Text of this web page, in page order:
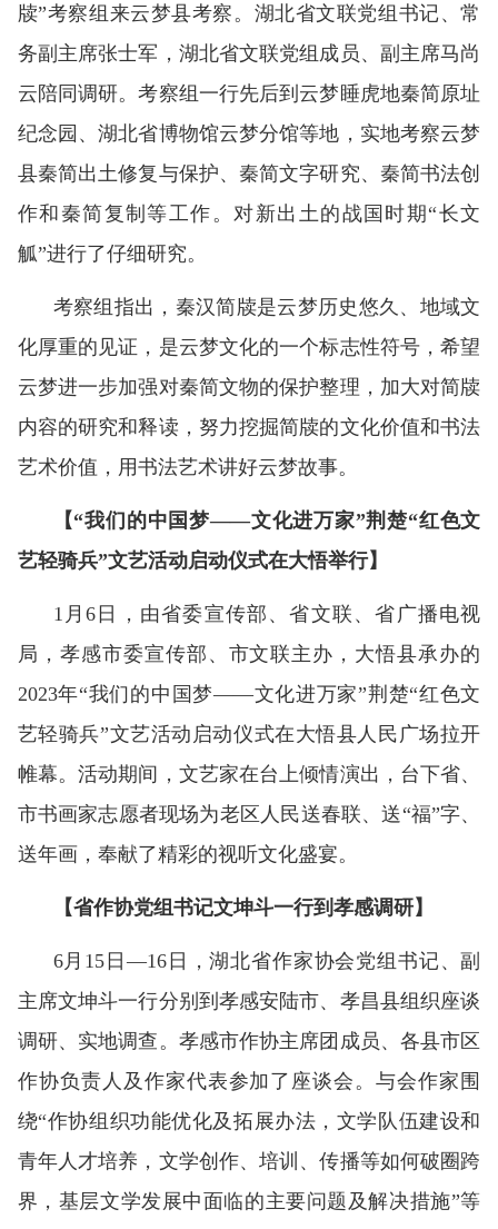
牍”考察组来云梦县考察。湖北省文联党组书记、常
务副主席张士军，湖北省文联党组成员、副主席马尚
云陪同调研。考察组一行先后到云梦睡虎地秦简原址
纪念园、湖北省博物馆云梦分馆等地，实地考察云梦
县秦简出土修复与保护、秦简文字研究、秦简书法创
作和秦简复制等工作。对新出土的战国时期“长文
觚”进行了仔细研究。
考察组指出，秦汉简牍是云梦历史悠久、地域文
化厚重的见证，是云梦文化的一个标志性符号，希望
云梦进一步加强对秦简文物的保护整理，加大对简牍
内容的研究和释读，努力挖掘简牍的文化价值和书法
艺术价值，用书法艺术讲好云梦故事。
【“我们的中国梦——文化进万家”荆楚“红色文
艺轻骑兵”文艺活动启动仪式在大悟举行】
1月6日，由省委宣传部、省文联、省广播电视
局，孝感市委宣传部、市文联主办，大悟县承办的
2023年“我们的中国梦——文化进万家”荆楚“红色文
艺轻骑兵”文艺活动启动仪式在大悟县人民广场拉开
帷幕。活动期间，文艺家在台上倾情演出，台下省、
市书画家志愿者现场为老区人民送春联、送“福”字、
送年画，奉献了精彩的视听文化盛宴。
【省作协党组书记文坤斗一行到孝感调研】
6月15日—16日，湖北省作家协会党组书记、副
主席文坤斗一行分别到孝感安陆市、孝昌县组织座谈
调研、实地调查。孝感市作协主席团成员、各县市区
作协负责人及作家代表参加了座谈会。与会作家围
绕“作协组织功能优化及拓展办法，文学队伍建设和
青年人才培养，文学创作、培训、传播等如何破圈跨
界，基层文学发展中面临的主要问题及解决措施”等